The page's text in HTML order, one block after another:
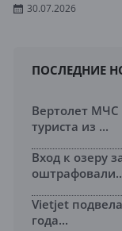
30.07.2026
ПОСЛЕДНИЕ
Вертолет МЧС
туриста из ...
Вход к озеру
Vietjet
года...